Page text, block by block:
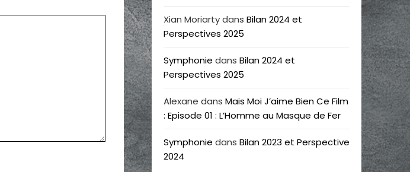
Xian Moriartydans Bilan 2024 et
Perspectives 2025
Symphonie dans Bilan 2024 et
Perspectives 2025
Alexane dans Mais Moi J’aime Bien Ce Film
: Episode 01 : L’Homme au Masque de Fer
Symphonie dans Bilan 2023 et Perspective
2024